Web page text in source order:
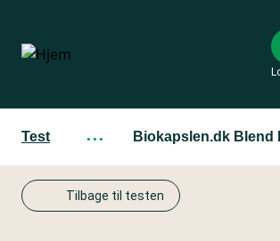
hovedindhold
Test ··· Biokapslen.dk Blend
Tilbage til testen